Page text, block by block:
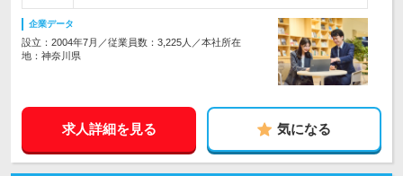
企業データ
設立：2004年7月／従業員数：3,225人／本社所在
地：神奈川県
求人詳細を見る 気になる